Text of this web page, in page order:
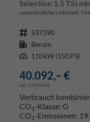
unverbindliche Lieferzeit: 9
Fahrzeugnr. 537390
Kraftstoff Benzin
Leistung 110 kW (150 PS)
40.092,– €
incl. 19% MwSt.
Verbrauch
CO2-Klasse: G
CO2-Emissionen: